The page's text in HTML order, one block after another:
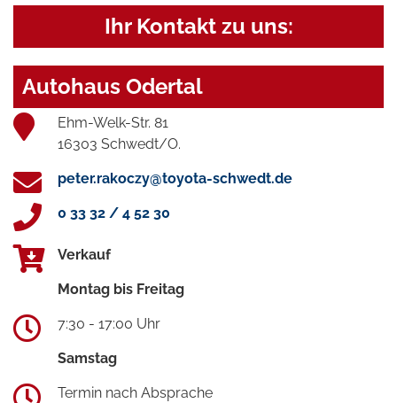
Ihr Kontakt zu uns:
Autohaus Odertal
Ehm-Welk-Str. 81
16303 Schwedt/O.
peter.rakoczy@toyota-schwedt.de
0 33 32 / 4 52 30
Verkauf
Montag bis Freitag
7:30 - 17:00 Uhr
Samstag
Termin nach Absprache